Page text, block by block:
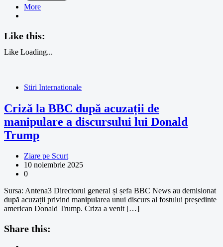
More
Like this:
Like Loading...
Stiri Internationale
Criză la BBC după acuzații de
manipulare a discursului lui Donald
Trump
Ziare pe Scurt
10 noiembrie 2025
0
Sursa: Antena3 Directorul general și șefa BBC News au demisionat
după acuzații privind manipularea unui discurs al fostului președinte
american Donald Trump. Criza a venit […]
Share this: